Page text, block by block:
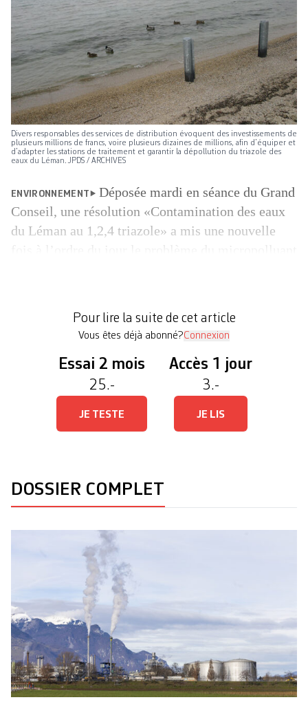
Divers responsables des services de distribution évoquent des investissements de
plusieurs millions de francs, voire plusieurs dizaines de millions, afin d’équiper et
d’adapter les stations de traitement et garantir la dépollution du triazole des
eaux du Léman. JPDS / ARCHIVES
ENVIRONNEMENT
Déposée mardi en séance du Grand
Conseil, une résolution «Contamination des eaux
du Léman au 1,2,4 triazole» a mis une nouvelle
population de cette […]
Pour lire la suite de cet article
Vous êtes déjà abonné?Connexion
Essai 2 mois
25.-
JE TESTE
Accès 1 jour
3.-
JE LIS
DOSSIER COMPLET